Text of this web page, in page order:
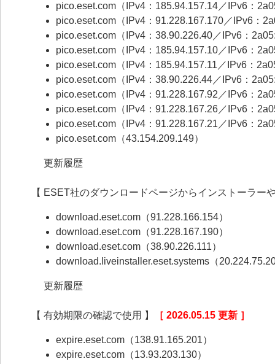
pico.eset.com（IPv4：185.94.157.14／IPv6：
pico.eset.com（IPv4：91.228.167.170／IPv6：
pico.eset.com（IPv4：38.90.226.40／IPv6：
pico.eset.com（IPv4：185.94.157.10／IPv6：
pico.eset.com（IPv4：185.94.157.11／IPv6：
pico.eset.com（IPv4：38.90.226.44／IPv6：
pico.eset.com（IPv4：91.228.167.92／IPv6：
pico.eset.com（IPv4：91.228.167.26／IPv6：
pico.eset.com（IPv4：91.228.167.21／IPv6：
pico.eset.com（43.154.209.149）
更新履歴
【 ESET社のダウンロードページからインストーラー
download.eset.com（91.228.166.154）
download.eset.com（91.228.167.190）
download.eset.com（38.90.226.111）
download.liveinstaller.eset.systems（
更新履歴
【 有効期限の確認で使用 】 ［ 2026.05.15 更新 ］
expire.eset.com（138.91.165.201）
expire.eset.com（13.93.203.130）